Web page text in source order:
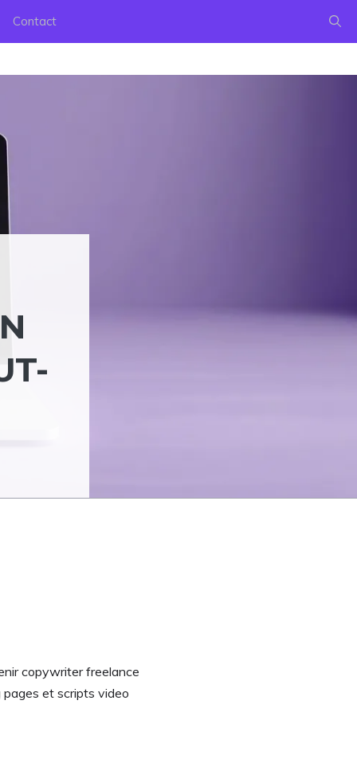
Contact
copywriter freelance
et scripts video